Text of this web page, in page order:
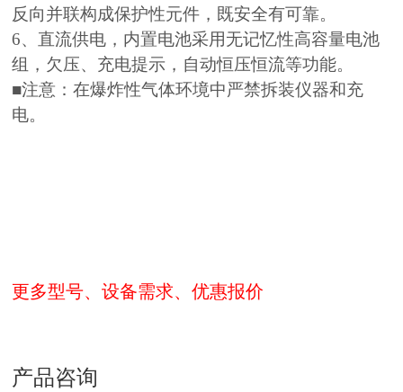
反向并联构成保护性元件，既安全有可靠。
6、直流供电，内置电池采用无记忆性高容量电池
组，欠压、充电提示，自动恒压恒流等功能。
■注意：在爆炸性气体环境中严禁拆装仪器和充
电。
更多型号、设备需求、优惠报价
产品咨询